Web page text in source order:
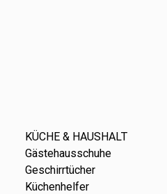
KÜCHE & HAUSHALT
Gästehausschuhe
Geschirrtücher
Küchenhelfer